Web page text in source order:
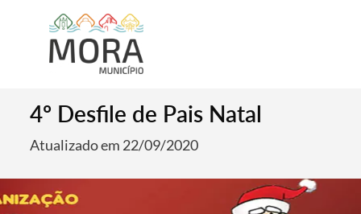
4º Desfile de Pais Natal
Atualizado em 22/09/2020